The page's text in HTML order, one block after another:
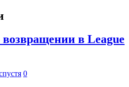
в League
0